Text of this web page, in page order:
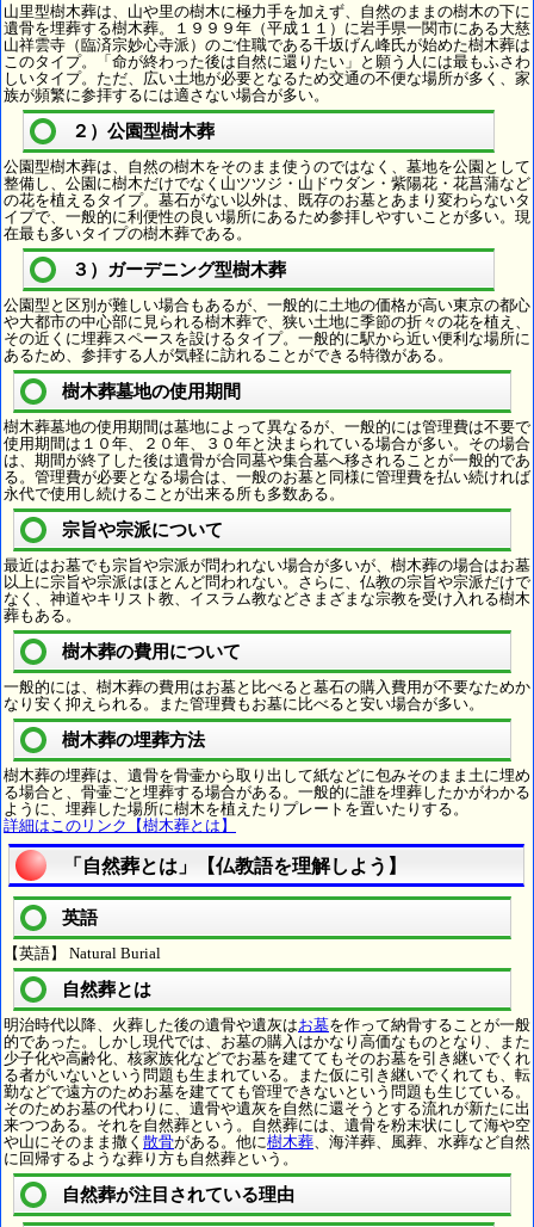
山里型樹木葬は、山や里の樹木に極力手を加えず、自然のままの樹木の下に
遺骨を埋葬する樹木葬。１９９９年（平成１１）に岩手県一関市にある大慈
山祥雲寺（臨済宗妙心寺派）のご住職である千坂げん峰氏が始めた樹木葬は
このタイプ。「命が終わった後は自然に還りたい」と願う人には最もふさわ
しいタイプ。ただ、広い土地が必要となるため交通の不便な場所が多く、家
族が頻繁に参拝するには適さない場合が多い。
２）公園型樹木葬
公園型樹木葬は、自然の樹木をそのまま使うのではなく、墓地を公園として
整備し、公園に樹木だけでなく山ツツジ・山ドウダン・紫陽花・花菖蒲など
の花を植えるタイプ。墓石がない以外は、既存のお墓とあまり変わらないタ
イプで、一般的に利便性の良い場所にあるため参拝しやすいことが多い。現
在最も多いタイプの樹木葬である。
３）ガーデニング型樹木葬
公園型と区別が難しい場合もあるが、一般的に土地の価格が高い東京の都心
や大都市の中心部に見られる樹木葬で、狭い土地に季節の折々の花を植え、
その近くに埋葬スペースを設けるタイプ。一般的に駅から近い便利な場所に
あるため、参拝する人が気軽に訪れることができる特徴がある。
樹木葬墓地の使用期間
樹木葬墓地の使用期間は墓地によって異なるが、一般的には管理費は不要で
使用期間は１０年、２０年、３０年と決まられている場合が多い。その場合
は、期間が終了した後は遺骨が合同墓や集合墓へ移されることが一般的であ
る。管理費が必要となる場合は、一般のお墓と同様に管理費を払い続ければ
永代で使用し続けることが出来る所も多数ある。
宗旨や宗派について
最近はお墓でも宗旨や宗派が問われない場合が多いが、樹木葬の場合はお墓
以上に宗旨や宗派はほとんど問われない。さらに、仏教の宗旨や宗派だけで
なく、神道やキリスト教、イスラム教などさまざまな宗教を受け入れる樹木
葬もある。
樹木葬の費用について
一般的には、樹木葬の費用はお墓と比べると墓石の購入費用が不要なためか
なり安く抑えられる。また管理費もお墓に比べると安い場合が多い。
樹木葬の埋葬方法
樹木葬の埋葬は、遺骨を骨壷から取り出して紙などに包みそのまま土に埋め
る場合と、骨壷ごと埋葬する場合がある。一般的に誰を埋葬したかがわかる
ように、埋葬した場所に樹木を植えたりプレートを置いたりする。
詳細はこのリンク【樹木葬とは】
「自然葬とは」【仏教語を理解しよう】
英語
【英語】 Natural Burial
自然葬とは
明治時代以降、火葬した後の遺骨や遺灰はお墓を作って納骨することが一般
的であった。しかし現代では、お墓の購入はかなり高価なものとなり、また
少子化や高齢化、核家族化などでお墓を建ててもそのお墓を引き継いでくれ
る者がいないという問題も生まれている。また仮に引き継いでくれても、転
勤などで遠方のためお墓を建てても管理できないという問題も生じている。
そのためお墓の代わりに、遺骨や遺灰を自然に還そうとする流れが新たに出
来つつある。それを自然葬という。自然葬には、遺骨を粉末状にして海や空
や山にそのまま撒く 散骨がある。他に樹木葬 、海洋葬、風葬、水葬など自然
に回帰するような葬り方も自然葬という。
自然葬が注目されている理由